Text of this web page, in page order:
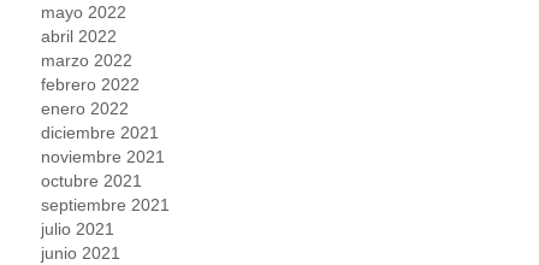
mayo 2022
abril 2022
marzo 2022
febrero 2022
enero 2022
diciembre 2021
noviembre 2021
octubre 2021
septiembre 2021
julio 2021
junio 2021